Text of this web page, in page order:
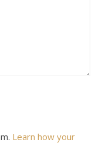
Learn how your